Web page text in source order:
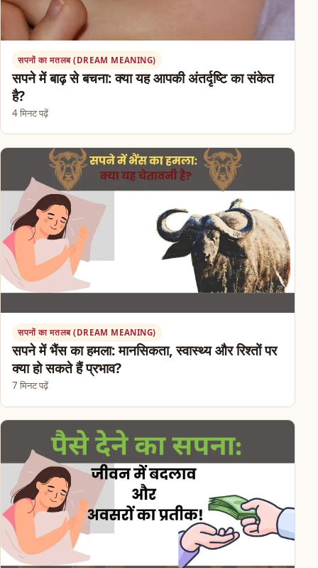
सपनों का मतलब (DREAM MEANING)
सपने में बाढ़ से बचना: क्या यह आपकी अंतर्दृष्टि का संकेत
है?
4 मिनट पढ़ें
सपनों का मतलब (DREAM MEANING)
सपने में भैंस का हमला: मानसिकता, स्वास्थ्य और रिश्तों पर
क्या हो सकते हैं प्रभाव?
7 मिनट पढ़ें